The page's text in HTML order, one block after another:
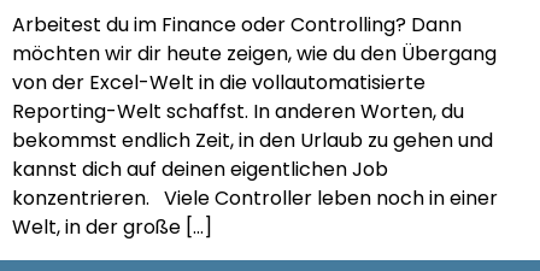
Arbeitest du im Finance oder Controlling? Dann
möchten wir dir heute zeigen, wie du den Übergang
von der Excel-Welt in die vollautomatisierte
Reporting-Welt schaffst. In anderen Worten, du
bekommst endlich Zeit, in den Urlaub zu gehen und
kannst dich auf deinen eigentlichen Job
konzentrieren. Viele Controller leben noch in einer
Welt, in der große […]